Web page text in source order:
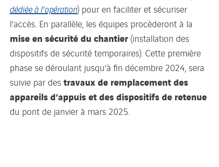
dédiée à l’opération) pour en faciliter et sécuriser
l’accès. En parallèle, les équipes procèderont à la
mise en sécurité du chantier(installation des
dispositifs de sécurité temporaires). Cette première
phase se déroulant jusqu’à fin décembre 2024, sera
suivie par destravaux de remplacement des
appareils d’appuis et des dispositifs de retenue
du pont de janvier à mars 2025.